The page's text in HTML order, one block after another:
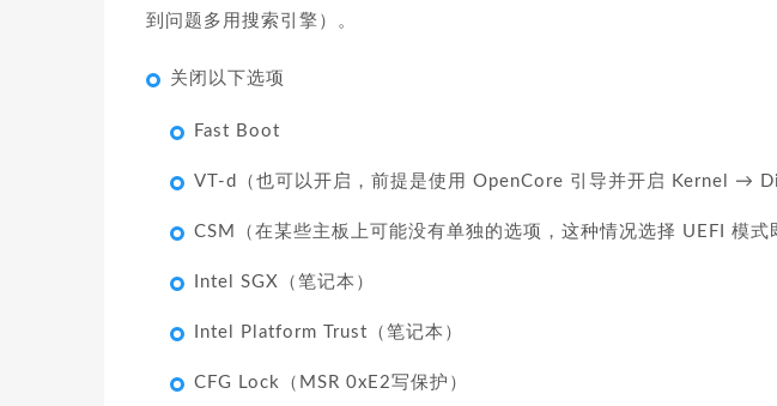
到问题多用搜索引擎）。
关闭以下选项
Fast Boot
VT-d（也可以开启，前提是使用 OpenCore 引导并开启 Kernel →
CSM（在某些主板上可能没有单独的选项，这种情况选择 UEFI 模式
Intel SGX（笔记本）
Intel Platform Trust（笔记本）
CFG Lock（MSR 0xE2写保护）